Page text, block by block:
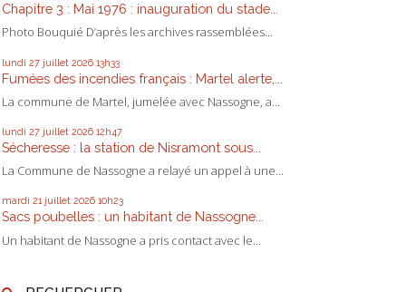
Chapitre 3 : Mai 1976 : inauguration du stade...
Photo Bouquié D’après les archives rassemblées...
lundi 27 juillet 2026 13h33
Fumées des incendies français : Martel alerte,...
La commune de Martel, jumelée avec Nassogne, a...
lundi 27 juillet 2026 12h47
Sécheresse : la station de Nisramont sous...
La Commune de Nassogne a relayé un appel à une...
mardi 21 juillet 2026 10h23
Sacs poubelles : un habitant de Nassogne...
Un habitant de Nassogne a pris contact avec le...